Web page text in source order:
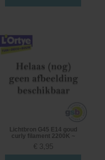
Lichtbron G45 E14 goud
curly filament 2200K ~
€ 3,95